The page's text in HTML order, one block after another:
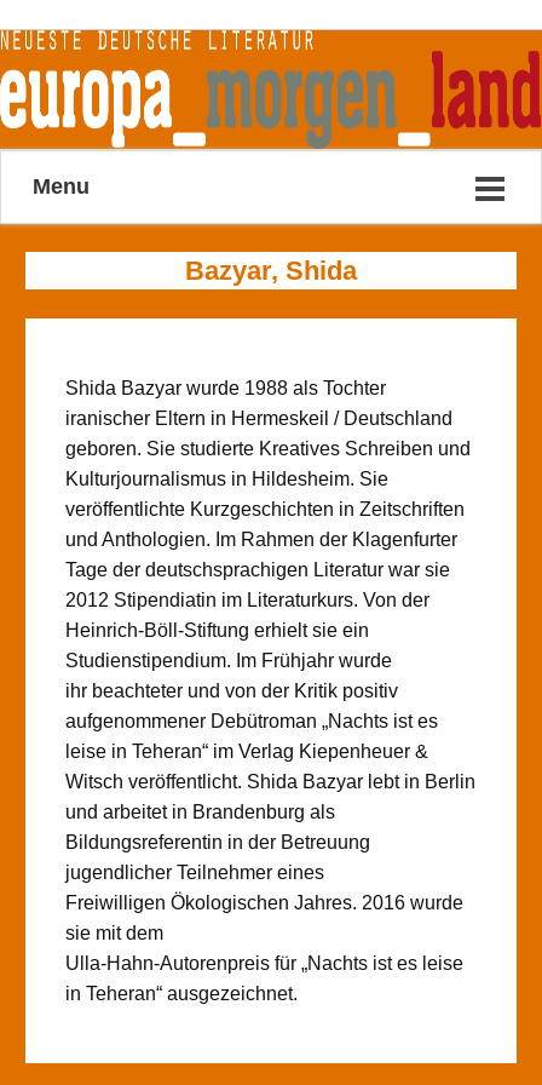
Menu
Bazyar, Shida
Shida Bazyar wurde 1988 als Tochter
iranischer Eltern in Hermeskeil / Deutschland
geboren. Sie studierte Kreatives Schreiben und
Kulturjournalismus in Hildesheim. Sie
veröffentlichte Kurzgeschichten in Zeitschriften
und Anthologien. Im Rahmen der Klagenfurter
Tage der deutschsprachigen Literatur war sie
2012 Stipendiatin im Literaturkurs. Von der
Heinrich-Böll-Stiftung erhielt sie ein
Studienstipendium. Im Frühjahr wurde
ihr beachteter und von der Kritik positiv
aufgenommener Debütroman „Nachts ist es
leise in Teheran“ im Verlag Kiepenheuer &
Witsch veröffentlicht. Shida Bazyar lebt in Berlin
und arbeitet in Brandenburg als
Bildungsreferentin in der Betreuung
jugendlicher Teilnehmer eines
Freiwilligen Ökologischen Jahres. 2016 wurde
sie mit dem
Ulla-Hahn-Autorenpreis für „Nachts ist es leise
in Teheran“ ausgezeichnet.